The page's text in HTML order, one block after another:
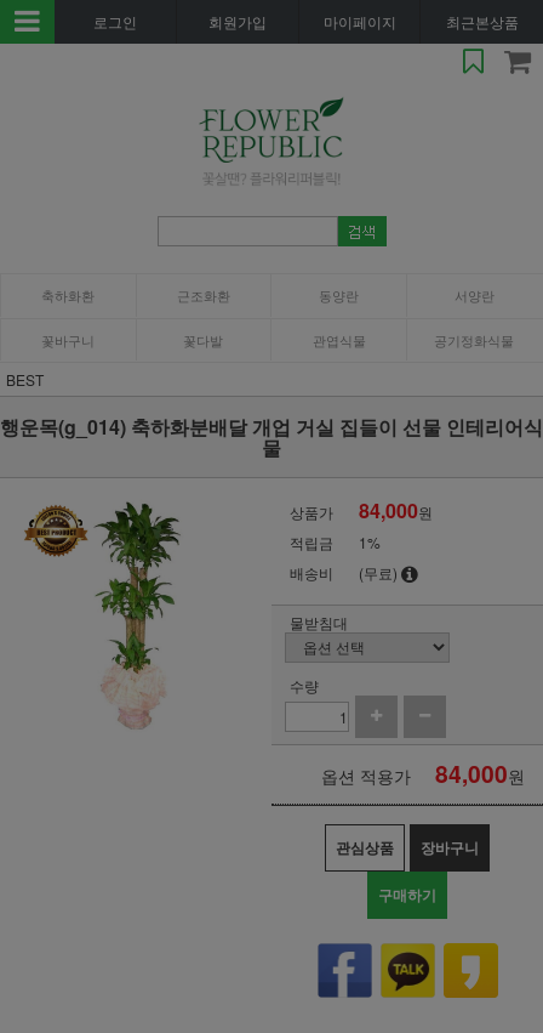
로그인 회원가입 마이페이지 최근본상품
축하화환 근조화환 동양란 서양란
꽃바구니 꽃다발 관엽식물 공기정화식물
BEST
행운목(g_014) 축하화분배달 개업 거실 집들이 선물 인테리어식
물
상품가 84,000원
적립금
1%
배송비
(무료)
물받침대
수량
옵션 적용가 84,000원
관심상품 장바구니
구매하기